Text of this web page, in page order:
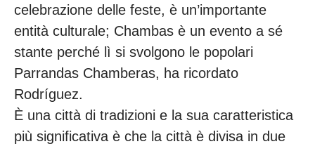
celebrazione delle feste, è un’importante
entità culturale; Chambas è un evento a sé
stante perché lì si svolgono le popolari
Parrandas Chamberas, ha ricordato
Rodríguez.
È una città di tradizioni e la sua caratteristica
più significativa è che la città è divisa in due